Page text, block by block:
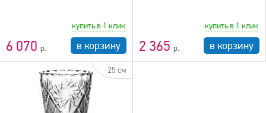
6 070
купить в 1 клик
в корзину 2 365
купить в 1 клик
в корзину
25 см